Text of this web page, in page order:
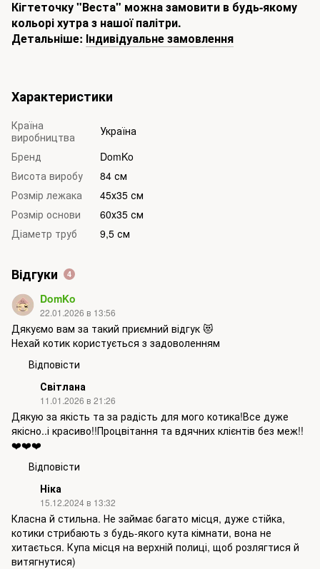
Кігтеточку "Веста" можна замовити в будь-якому
кольорі хутра з нашої палітри.
Детальніше: Індивідуальне замовлення
Характеристики
Країна
виробництва
Україна
Бренд
DomKo
Висота виробу
84 см
Розмір лежака
45х35 см
Розмір основи
60х35 см
Діаметр труб
9,5 см
Відгуки 4
DomKo
22.01.2026 в 13:56
Дякуємо вам за такий приємний відгук 😻
Нехай котик користується з задоволенням
Відповісти
Світлана
11.01.2026 в 21:26
Дякую за якість та за радість для мого котика!Все дуже
якісно..і красиво!!Процвітання та вдячних клієнтів без меж!!
❤️❤️❤️
Відповісти
Ніка
15.12.2024 в 13:32
Класна й стильна. Не займає багато місця, дуже стійка,
котики стрибають з будь-якого кута кімнати, вона не
хитається. Купа місця на верхній полиці, щоб розлягтися й
витягнутися)